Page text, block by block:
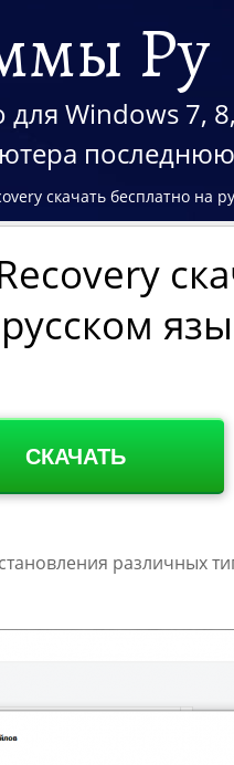
Ру
для Windows 7,
скачать бесплатно на
СКАЧАТЬ
различных